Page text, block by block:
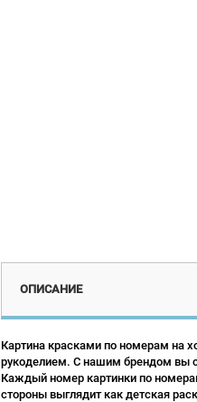
ОПИСАНИЕ
Картина красками по номерам на
рукоделием. С нашим брендом вы
Каждый номер картинки по
стороны выглядит как детская